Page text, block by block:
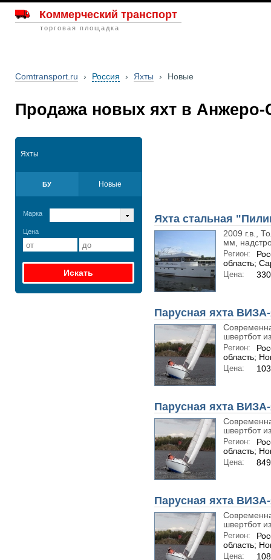
Коммерческий транспорт
торговая площадка
Comtransport.ru › Россия › Яхты › Новые
Продажа новых яхт в Анжеро-
Яхты
БУ Новые
Марка
Цена
Яхта стальная
2009 г.в.,
мм,
Регион:
область;
Цена:
Парусная яхта
швертбот
Регион:
область;
Цена:
Парусная яхта ВИЗА-
швертбот
Регион:
область;
Цена:
Парусная яхта
швертбот
Регион:
область;
Цена: